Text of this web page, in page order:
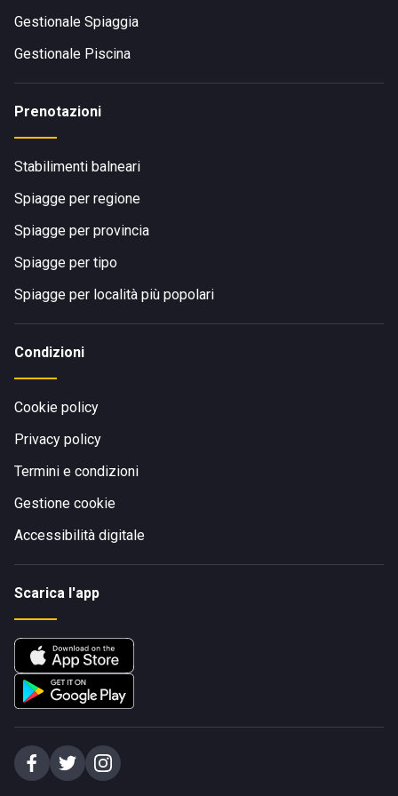
Gestionale Spiaggia
Gestionale Piscina
Prenotazioni
Stabilimenti balneari
Spiagge per regione
Spiagge per provincia
Spiagge per tipo
Spiagge per località più popolari
Condizioni
Cookie policy
Privacy policy
Termini e condizioni
Gestione cookie
Accessibilità digitale
Scarica l'app